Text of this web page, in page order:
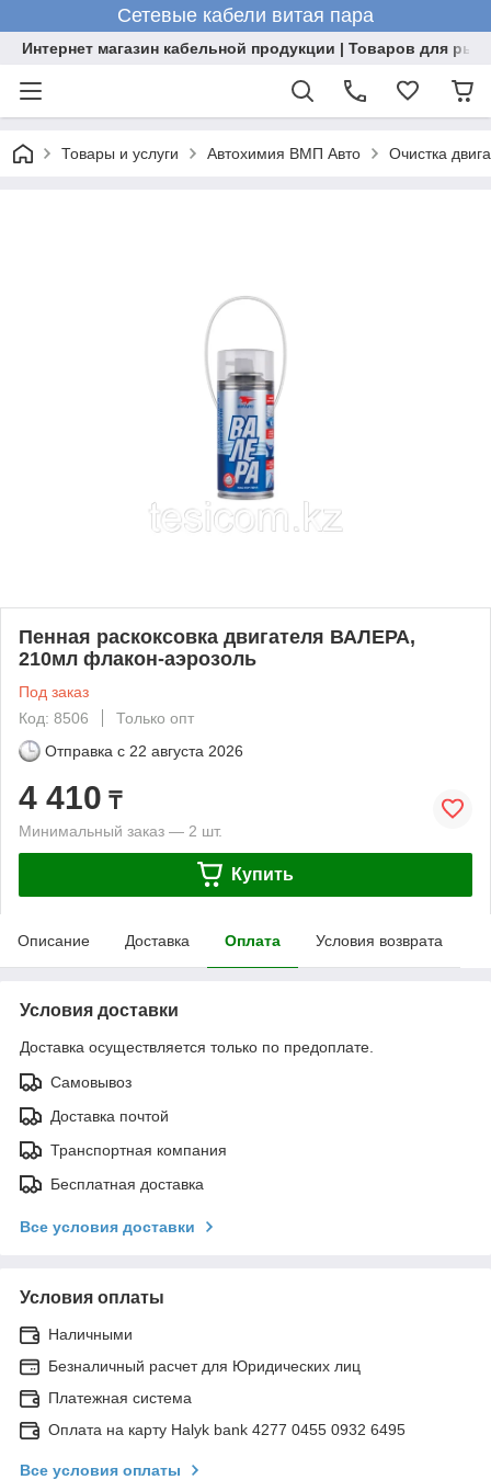
Сетевые кабели витая пара
Интернет магазин кабельной продукции | Товаров для
Товары и услуги Автохимия ВМП Авто Очистка
Пенная раскоксовка двигателя ВАЛЕРА,
210мл флакон-аэрозоль
Под заказ
Код: 8506
Только опт
Отправка с 22 августа 2026
4 410 ₸
Минимальный заказ — 2 шт.
Купить
Описание Доставка Оплата Условия возврата
Условия доставки
Доставка осуществляется только по предоплате.
Самовывоз
Доставка почтой
Транспортная компания
Бесплатная доставка
Все условия доставки
Условия оплаты
Наличными
Безналичный расчет для Юридических лиц
Платежная система
Оплата на карту Halyk bank 4277 0455 0932 6495
Все условия оплаты